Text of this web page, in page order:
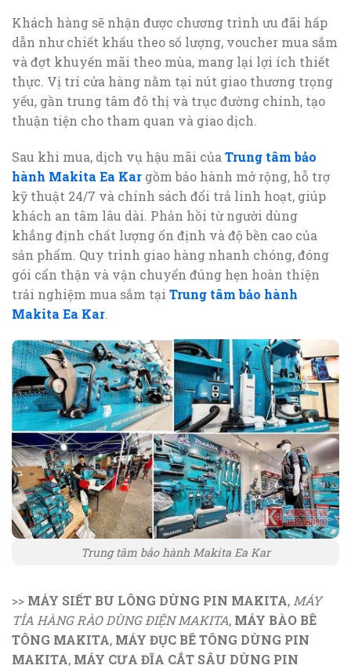
Khách hàng sẽ nhận được chương trình ưu đãi hấp
dẫn như chiết khấu theo số lượng, voucher mua sắm
và đợt khuyến mãi theo mùa, mang lại lợi ích thiết
thực. Vị trí cửa hàng nằm tại nút giao thương trọng
yếu, gần trung tâm đô thị và trục đường chính, tạo
thuận tiện cho tham quan và giao dịch.
Sau khi mua, dịch vụ hậu mãi của Trung tâm bảo
hành Makita Ea Kar gồm bảo hành mở rộng, hỗ trợ
kỹ thuật 24/7 và chính sách đổi trả linh hoạt, giúp
khách an tâm lâu dài. Phản hồi từ người dùng
khẳng định chất lượng ổn định và độ bền cao của
sản phẩm. Quy trình giao hàng nhanh chóng, đóng
gói cẩn thận và vận chuyển đúng hẹn hoàn thiện
trải nghiệm mua sắm tại Trung tâm bảo hành
Makita Ea Kar.
Trung tâm bảo hành Makita Ea Kar
>> MÁY SIẾT BU LÔNG DÙNG PIN MAKITA, MÁY
TỈA HÀNG RÀO DÙNG ĐIỆN MAKITA, MÁY BÀO BÊ
TÔNG MAKITA, MÁY ĐỤC BÊ TÔNG DÙNG PIN
MAKITA, MÁY CƯA ĐĨA CẮT SÂU DÙNG PIN